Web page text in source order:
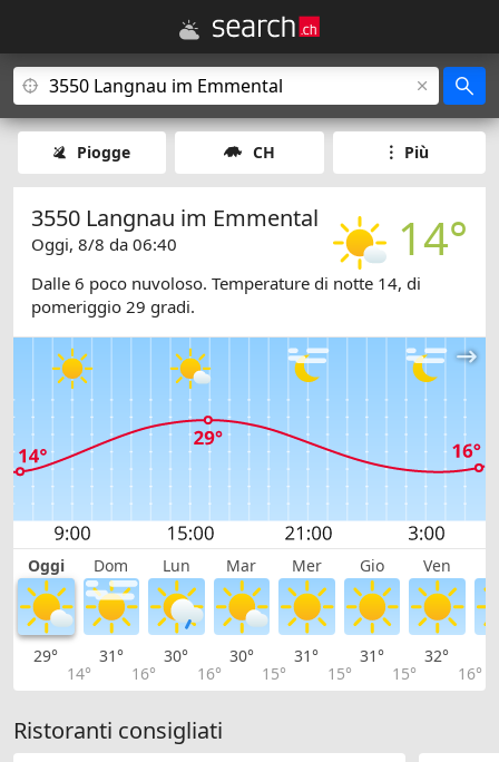
Piogge CH Più
14°
3550 Langnau im Emmental
Oggi, 8/8 da 06:40
Dalle 6 poco nuvoloso. Temperature di notte 14, di
pomeriggio 29 gradi.
Oggi Dom Lun Mar Mer Gio Ven
29°
14°
31°
16°
30°
16°
30°
15°
31°
15°
31°
15°
32°
16°
Ristoranti consigliati